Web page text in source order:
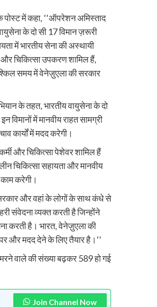
में कहा, ‘‘ऑपरेशन अमिस्ताद
के दो सी 17 विमान ज़रूरी
में भारतीय सेना की अस्थायी
चिकित्सा उपकरण शामिल हैं,
समय में वेनेज़ुएला की सरकार
के तहत, भारतीय वायुसेना के दो
में मानवीय राहत सामग्री
कार्यों में मदद करेगी।
और चिकित्सा पेशेवर शामिल हैं
चिकित्सा सहायता और मानवीय
करेगी।
और वहां के लोगों के साथ कंधे से
संवेदना व्यक्त करती है जिन्होंने
करती है। भारत, वेनेज़ुएला की
और मदद देने के लिए तैयार है।’’
वाले की संख्या बढ़कर 589 हो गई
Join Channel Now